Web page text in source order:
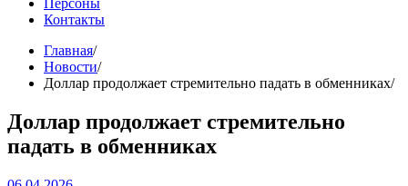
Персоны
Контакты
Главная
Новости
Доллар продолжает стремительно падать в обменниках
Доллар продолжает стремительно
падать в обменниках